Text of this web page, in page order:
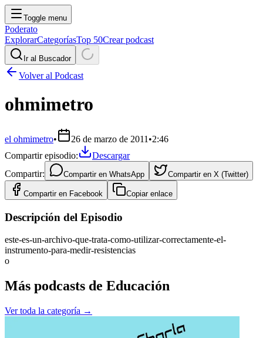
Toggle menu
Poderato
ExplorarCategoríasTop 50Crear podcast
Ir al Buscador
Volver al Podcast
ohmimetro
el ohmimetro• 26 de marzo de 2011 •2:46
Compartir episodio:
Descargar
Compartir:
Compartir en WhatsApp Compartir en X (Twitter)
Compartir en Facebook Copiar enlace
Descripción del Episodio
este-es-un-archivo-que-trata-como-utilizar-correctamente-el-
instrumento-para-medir-resistencias
o
Más podcasts de Educación
Ver toda la categoría →